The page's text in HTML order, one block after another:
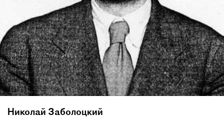
Николай Заболоцкий